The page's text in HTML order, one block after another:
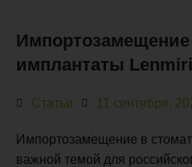
Импортозамещение
имплантаты
Статьи 11 сентября,
Импортозамещение в
важной темой для